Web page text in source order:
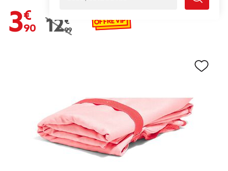
3,90 €
Prix remisé de 12,99 € à 3,90 €
12,99 € OFFRE VIP